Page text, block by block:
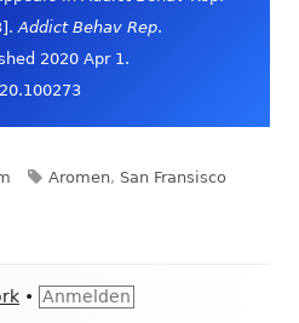
Addict Behav Rep.
2020 Apr 1.
Schlagwörter
Aromen, San Fransisco
• Anmelden